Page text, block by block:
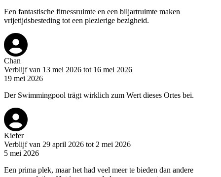
Een fantastische fitnessruimte en een biljartruimte maken
vrijetijdsbesteding tot een plezierige bezigheid.
Chan
Verblijf van 13 mei 2026 tot 16 mei 2026
19 mei 2026
Der Swimmingpool trägt wirklich zum Wert dieses Ortes bei.
Kiefer
Verblijf van 29 april 2026 tot 2 mei 2026
5 mei 2026
Een prima plek, maar het had veel meer te bieden dan andere